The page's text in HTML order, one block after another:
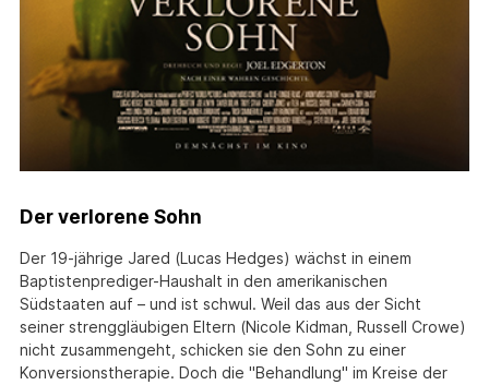
Der verlorene Sohn
Der 19-jährige Jared (Lucas Hedges) wächst in einem
Baptistenprediger-Haushalt in den amerikanischen
Südstaaten auf – und ist schwul. Weil das aus der Sicht
seiner strenggläubigen Eltern (Nicole Kidman, Russell Crowe)
nicht zusammengeht, schicken sie den Sohn zu einer
Konversionstherapie. Doch die "Behandlung" im Kreise der